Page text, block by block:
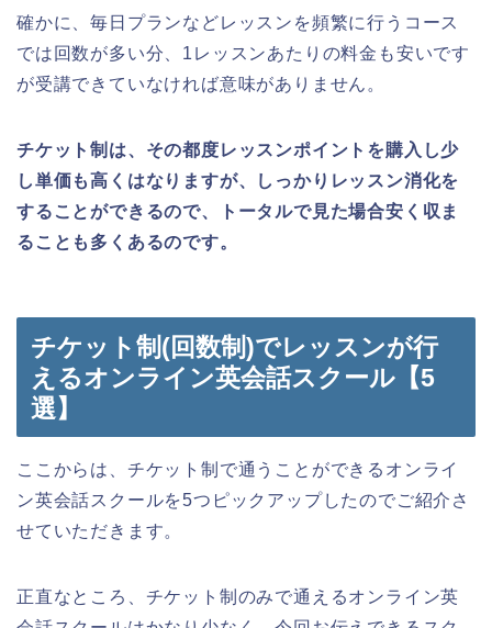
確かに、毎日プランなどレッスンを頻繁に行うコース
では回数が多い分、1レッスンあたりの料金も安いです
が受講できていなければ意味がありません。
チケット制は、その都度レッスンポイントを購入し少
し単価も高くはなりますが、しっかりレッスン消化を
することができるので、トータルで見た場合安く収ま
ることも多くあるのです。
チケット制(回数制)でレッスンが行
えるオンライン英会話スクール【5
選】
ここからは、チケット制で通うことができるオンライ
ン英会話スクールを5つピックアップしたのでご紹介さ
せていただきます。
正直なところ、チケット制のみで通えるオンライン英